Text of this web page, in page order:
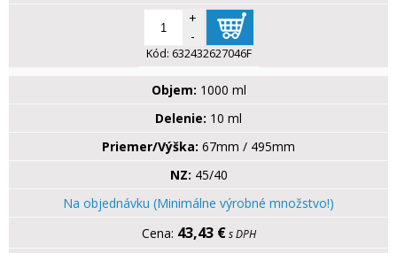
+
-
Kód: 632432627046F
Objem: 1000 ml
Delenie: 10 ml
Priemer/Výška: 67mm / 495mm
NZ: 45/40
Na objednávku (Minimálne výrobné množstvo!)
43,43 € s DPH